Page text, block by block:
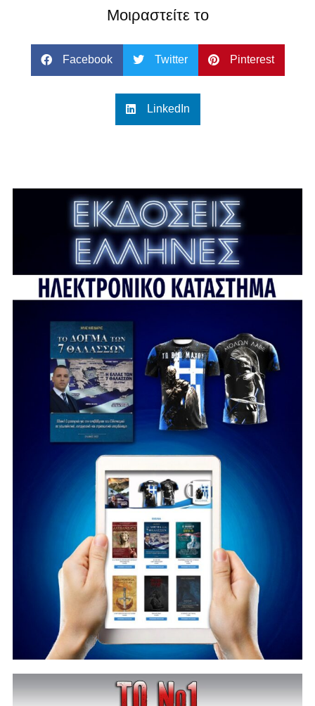
Μοιραστείτε το
Facebook Twitter Pinterest
LinkedIn